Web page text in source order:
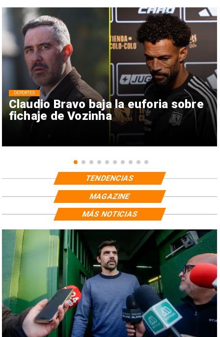
Claudio Bravo baja la euforia sobre
fichaje de Vozinha
DEPORTES
TENDENCIAS
MAGAZINE
MÁS NOTICIAS